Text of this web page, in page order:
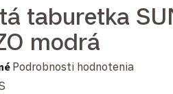
taburetka
modrá
produktu je 0,0 z 5
Podrobnosti hodnotenia